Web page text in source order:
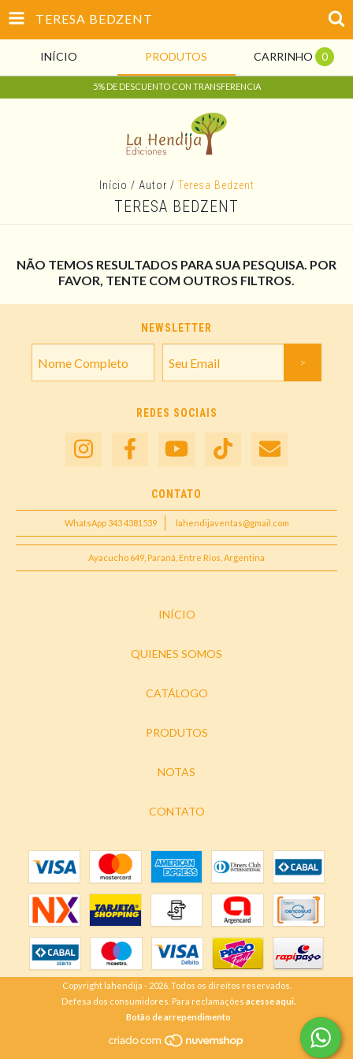
TERESA BEDZENT
INÍCIO PRODUTOS CARRINHO 0
5% DE DESCUENTO CON TRANSFERENCIA
Início / Autor / Teresa Bedzent
TERESA BEDZENT
NÃO TEMOS RESULTADOS PARA SUA PESQUISA. POR
FAVOR, TENTE COM OUTROS FILTROS.
NEWSLETTER
REDES SOCIAIS
CONTATO
WhatsApp 343 4381539 lahendijaventas@gmail.com
Ayacucho 649, Paraná, Entre Ríos, Argentina
INÍCIO
QUIENES SOMOS
CATÁLOGO
PRODUTOS
NOTAS
CONTATO
Copyright lahendija - 2026. Todos os direitos reservados.
Defesa dos consumidores. Para reclamações acesse aqui.
Botão de arrependimento